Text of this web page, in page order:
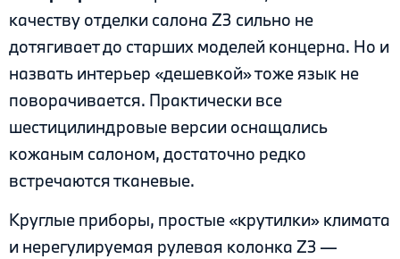
качеству отделки салона Z3 сильно не
дотягивает до старших моделей концерна. Но и
назвать интерьер «дешевкой» тоже язык не
поворачивается. Практически все
шестицилиндровые версии оснащались
кожаным салоном, достаточно редко
встречаются тканевые.
Круглые приборы, простые «крутилки» климата
и нерегулируемая рулевая колонка Z3 —